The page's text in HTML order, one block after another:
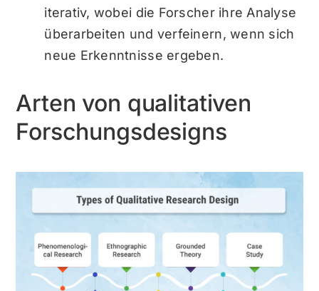
iterativ, wobei die Forscher ihre Analyse
überarbeiten und verfeinern, wenn sich
neue Erkenntnisse ergeben.
Arten von qualitativen
Forschungsdesigns